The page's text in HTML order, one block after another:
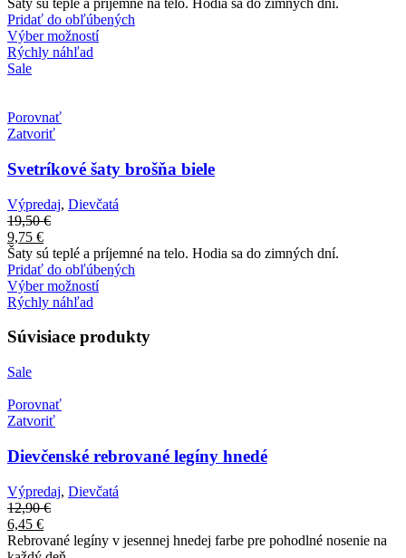
Šaty sú teplé a príjemné na telo. Hodia sa do zimných dní.
Pridať do obľúbených
Výber možností
Rýchly náhľad
Sale
Porovnať
Zatvoriť
Svetríkové šaty brošňa biele
Výpredaj, Dievčatá
19,50€
9,75 €
Šaty sú teplé a príjemné na telo. Hodia sa do zimných dní.
Pridať do obľúbených
Výber možností
Rýchly náhľad
Súvisiace produkty
Sale
Porovnať
Zatvoriť
Dievčenské rebrované legíny hnedé
Výpredaj, Dievčatá
12,90€
6,45 €
Rebrované legíny v jesennej hnedej farbe pre pohodlné nosenie na